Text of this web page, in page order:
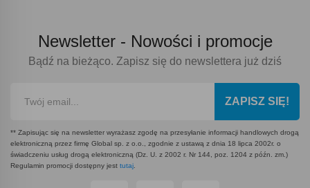
Newsletter - Nowości i promocje
Bądź na bieżąco. Zapisz się do newslettera już dziś
ZAPISZ SIĘ!
** Zapisując się na newsletter wyrażasz zgodę na przesyłanie informacji handlowych drogą
elektroniczną przez firmę Global sp. z o.o., zgodnie z ustawą z dnia 18 lipca 2002r. o
świadczeniu usług drogą elektroniczną (Dz. U. z 2002 r. Nr 144, poz. 1204 z późn. zm.)
Regulamin promocji dostępny jest tutaj.